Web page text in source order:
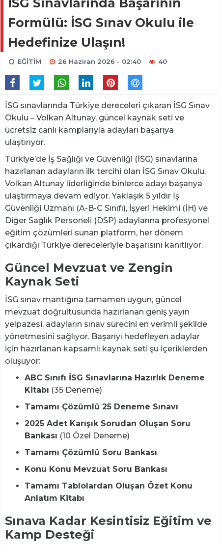
Formülü: İSG Sınav Okulu ile
Hedefinize Ulaşın!
EĞİTİM 26 Haziran 2026 - 02:40 40
İSG sınavlarında Türkiye dereceleri çıkaran İSG Sınav
Okulu – Volkan Altunay, güncel kaynak seti ve
ücretsiz canlı kamplarıyla adayları başarıya
ulaştırıyor.
Türkiye’de İş Sağlığı ve Güvenliği (İSG) sınavlarına
hazırlanan adayların ilk tercihi olan İSG Sınav Okulu,
Volkan Altunay liderliğinde binlerce adayı başarıya
ulaştırmaya devam ediyor. Yaklaşık 5 yıldır İş
Güvenliği Uzmanı (A-B-C Sınıfı), İşyeri Hekimi (İH) ve
Diğer Sağlık Personeli (DSP) adaylarına profesyonel
eğitim çözümleri sunan platform, her dönem
çıkardığı Türkiye dereceleriyle başarısını kanıtlıyor.
Güncel Mevzuat ve Zengin
Kaynak Seti
İSG sınav mantığına tamamen uygun, güncel
mevzuat doğrultusunda hazırlanan geniş yayın
yelpazesi, adayların sınav sürecini en verimli şekilde
yönetmesini sağlıyor. Başarıyı hedefleyen adaylar
için hazırlanan kapsamlı kaynak seti şu içeriklerden
oluşuyor:
ABC Sınıfı İSG Sınavlarına Hazırlık Deneme
Kitabı (35 Deneme)
Tamamı Çözümlü 25 Deneme Sınavı
2025 Adet Karışık Sorudan Oluşan Soru
Bankası (10 Özel Deneme)
Tamamı Çözümlü Soru Bankası
Konu Konu Mevzuat Soru Bankası
Tamamı Tablolardan Oluşan Özet Konu
Anlatım Kitabı
Sınava Kadar Kesintisiz Eğitim ve
Kamp Desteği